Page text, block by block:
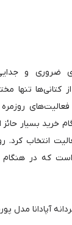
ضروری و
تنها
روزمره
بسیار حائز
انتخاب کرد.
در هنگام
مدل پورشه